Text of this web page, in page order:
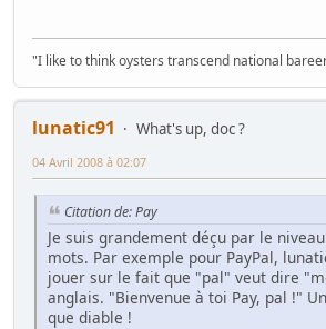
"I like to think oysters transcend national
lunatic91
What's up, doc ?
04 Avril 2008 à 02:07
Citation de: Pay
Je suis grandement déçu par le
mots. Par exemple pour PayPal,
jouer sur le fait que "pal" veut dire
anglais. "Bienvenue à toi Pay, pal !"
que diable !